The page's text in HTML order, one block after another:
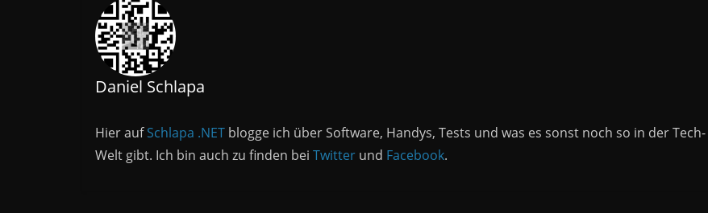
Daniel Schlapa
Hier aufSchlapa .NETblogge ich über Software, Handys, Tests und was es sonst noch so in der Tech-
Welt gibt. Ich bin auch zu finden bei Twitterund Facebook.